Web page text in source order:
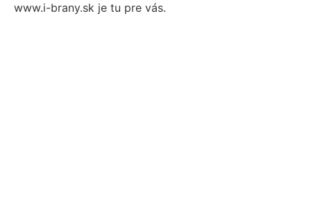
www.i-brany.sk je tu pre vás.